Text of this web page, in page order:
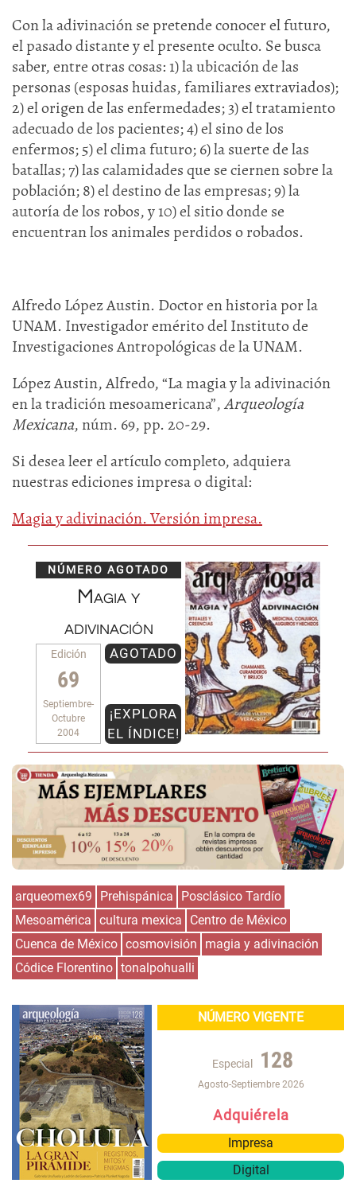
Con la adivinación se pretende conocer el futuro,
el pasado distante y el presente oculto. Se busca
saber, entre otras cosas: 1) la ubicación de las
personas (esposas huidas, familiares extraviados);
2) el origen de las enfermedades; 3) el tratamiento
adecuado de los pacientes; 4) el sino de los
enfermos; 5) el clima futuro; 6) la suerte de las
batallas; 7) las calamidades que se ciernen sobre la
población; 8) el destino de las empresas; 9) la
autoría de los robos, y 10) el sitio donde se
encuentran los animales perdidos o robados.
Alfredo López Austin. Doctor en historia por la
UNAM. Investigador emérito del Instituto de
Investigaciones Antropológicas de la UNAM.
López Austin, Alfredo, “La magia y la adivinación
en la tradición mesoamericana”,Arqueología
Mexicana, núm. 69, pp. 20-29.
Si desea leer el artículo completo, adquiera
nuestras ediciones impresa o digital:
Magia y adivinación. Versión impresa.
NÚMERO AGOTADO
Magia y
adivinación
Edición
69
Septiembre-
Octubre
2004
AGOTADO
¡EXPLORA
EL ÍNDICE!
arqueomex69 Prehispánica
Posclásico Tardío
Mesoamérica cultura mexica
Centro de México
Cuenca de México cosmovisión
magia y adivinación
Códice Florentino tonalpohualli
NÚMERO VIGENTE
Especial 128
Agosto-Septiembre 2026
Adquiérela
Impresa
Digital